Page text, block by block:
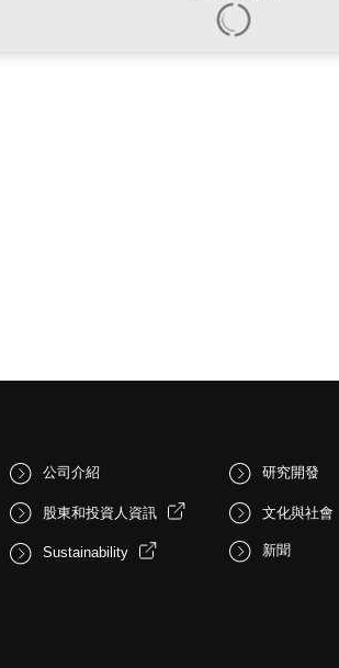
公司介紹
股東和投資人資訊
Sustainability
研究開發
文化與社會
新聞